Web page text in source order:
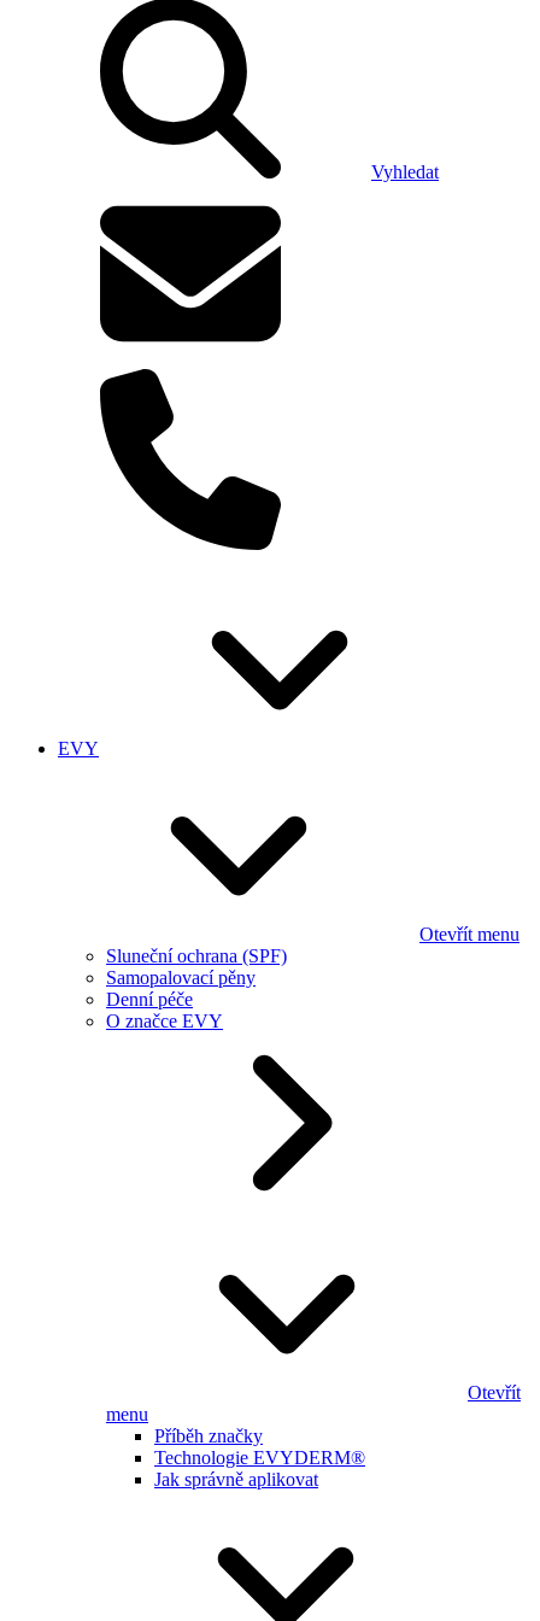
Vyhledat
EVY
Otevřít menu
Sluneční ochrana (SPF)
Samopalovací pěny
Denní péče
O značce EVY
Otevřít
menu
Příběh značky
Technologie EVYDERM®
Jak správně aplikovat